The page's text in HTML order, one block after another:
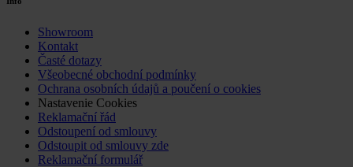
Showroom
Kontakt
Časté dotazy
Všeobecné obchodní podmínky
Ochrana osobních údajů a poučení o cookies
Nastavenie Cookies
Reklamační řád
Odstoupení od smlouvy
Odstoupit od smlouvy zde
Reklamační formulář